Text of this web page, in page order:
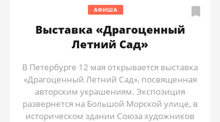
АФИША
Выставка «Драгоценный
Летний Сад»
В Петербурге 12 мая открывается выставка
«Драгоценный Летний Сад», посвященная
авторским украшениям. Экспозиция
развернется на Большой Морской улице, в
историческом здании Союза художников